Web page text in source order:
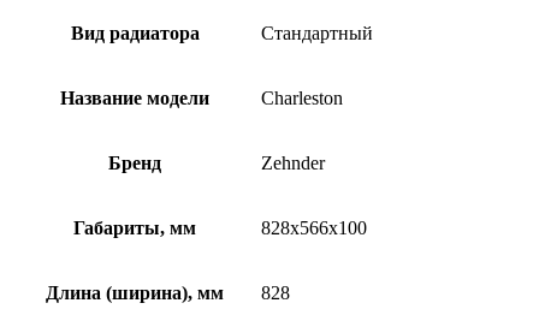
Вид радиатора Стандартный
Название модели Charleston
Бренд Zehnder
Габариты, мм 828x566x100
Длина (ширина), мм 828